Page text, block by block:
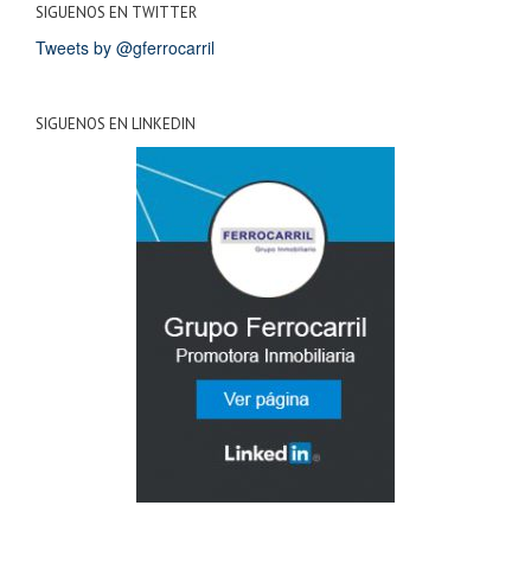
SIGUENOS EN TWITTER
Tweets by @gferrocarril
SIGUENOS EN LINKEDIN